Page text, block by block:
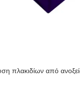
πλακιδίων από